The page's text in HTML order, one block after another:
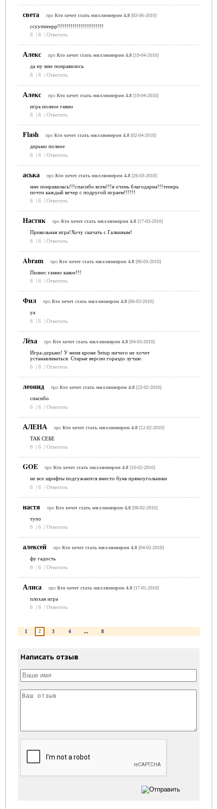
света про Кто хочет стать миллионером 4.8[03-06-2010]
ссууппеерр!!!!!!!!!!!!!!!!!!!!!!!!
6
| 6 | Ответить
Алекс про Кто хочет стать миллионером 4.8[19-04-2010]
да ну мне понравилось
6
| 6 | Ответить
Алекс про Кто хочет стать миллионером 4.8[19-04-2010]
игра полное гавно
6
| 6 | Ответить
Flash про Кто хочет стать миллионером 4.8[02-04-2010]
дерьмо полное
6
| 6 | Ответить
аська про Кто хочет стать миллионером 4.8[26-03-2010]
мне понравилась!!!спасибо всем!!!я очень благодарна!!!теперь
почти каждый вечер с подругой играем!!!!!!
6
| 6 | Ответить
Настяк про Кто хочет стать миллионером 4.8[17-03-2010]
Прикольная игра!Хочу скачать с Галкиным!
6
| 6 | Ответить
Abram про Кто хочет стать миллионером 4.8[06-03-2010]
Пизнес гамно какое!!!
6
| 6 | Ответить
Фил про Кто хочет стать миллионером 4.8[06-03-2010]
ya
6
| 6 | Ответить
Лёха про Кто хочет стать миллионером 4.8[04-03-2010]
Игра-дерьмо! У меня кроме Setup ничего не хочет
устанавливаться. Старые версии гораздо лучше.
6
| 6 | Ответить
леонид про Кто хочет стать миллионером 4.8[23-02-2010]
спасибо
6
| 6 | Ответить
АЛЕНА про Кто хочет стать миллионером 4.8[12-02-2010]
ТАК СЕБЕ
6
| 6 | Ответить
GOE про Кто хочет стать миллионером 4.8[10-02-2010]
не все шрифты подгужаются вместо букв прямоугольники
6
| 6 | Ответить
настя про Кто хочет стать миллионером 4.8[08-02-2010]
тупо
6
| 6 | Ответить
алексей про Кто хочет стать миллионером 4.8[04-02-2010]
фу гадость
6
| 6 | Ответить
Алиса про Кто хочет стать миллионером 4.8[17-01-2010]
плохая игра
6
| 6 | Ответить
1 2 3 4 ... 8
Написать отзыв